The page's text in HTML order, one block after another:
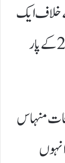
ایک
شاندار چھکا اور چوکا لگا کر اسکور کو 230 کے پار
منہاس